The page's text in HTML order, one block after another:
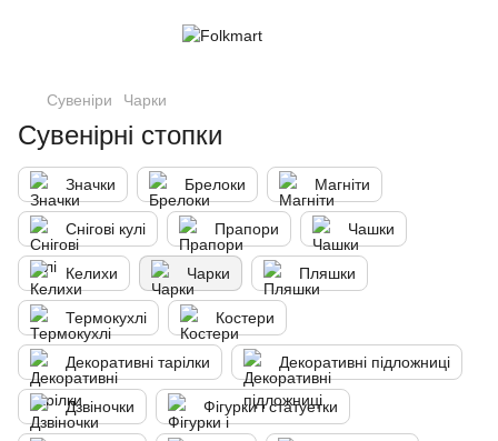
Сувеніри Чарки
Сувенірні стопки
Значки Брелоки Магніти
Снігові кулі Прапори Чашки
Келихи Чарки Пляшки
Термокухлі Костери
Декоративні тарілки Декоративні підложниці
Дзвіночки Фігурки і статуетки